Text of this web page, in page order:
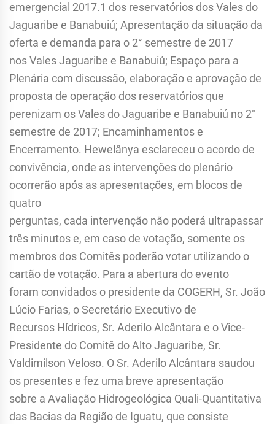
emergencial 2017.1 dos reservatórios dos Vales do
Jaguaribe e Banabuiú; Apresentação da situação da
oferta e demanda para o 2° semestre de 2017
nos Vales Jaguaribe e Banabuiú; Espaço para a
Plenária com discussão, elaboração e aprovação de
proposta de operação dos reservatórios que
perenizam os Vales do Jaguaribe e Banabuiú no 2°
semestre de 2017; Encaminhamentos e
Encerramento. Hewelânya esclareceu o acordo de
convivência, onde as intervenções do plenário
ocorrerão após as apresentações, em blocos de
quatro
perguntas, cada intervenção não poderá ultrapassar
três minutos e, em caso de votação, somente os
membros dos Comitês poderão votar utilizando o
cartão de votação. Para a abertura do evento
foram convidados o presidente da COGERH, Sr. João
Lúcio Farias, o Secretário Executivo de
Recursos Hídricos, Sr. Aderilo Alcântara e o Vice-
Presidente do Comitê do Alto Jaguaribe, Sr.
Valdimilson Veloso. O Sr. Aderilo Alcântara saudou
os presentes e fez uma breve apresentação
sobre a Avaliação Hidrogeológica Quali-Quantitativa
das Bacias da Região de Iguatu, que consiste